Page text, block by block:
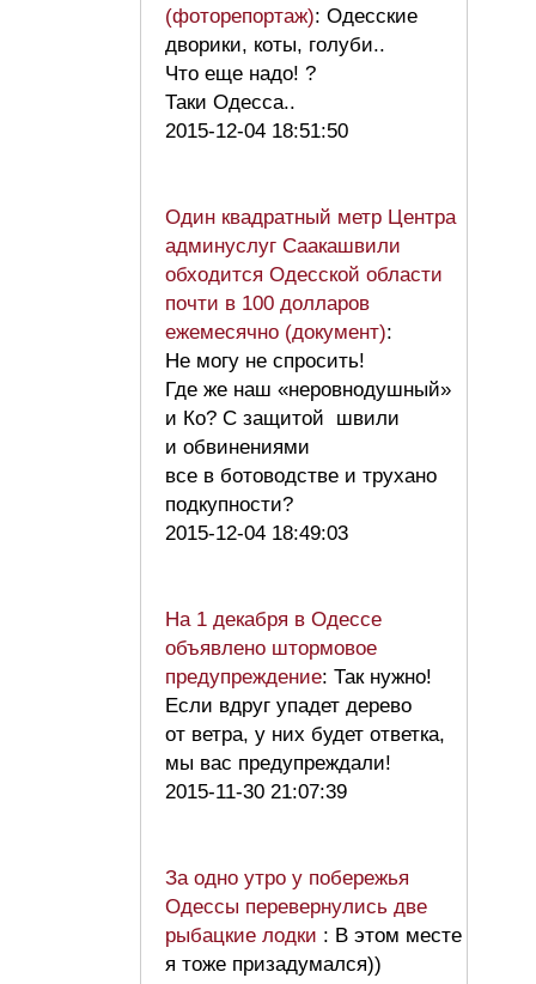
(фоторепортаж): Одесские
дворики, коты, голуби..
Что еще надо! ?
Таки Одесса..
2015-12-04 18:51:50
Один квадратный метр Центра
админуслуг Саакашвили
обходится Одесской области
почти в 100 долларов
ежемесячно (документ):
Не могу не спросить!
Где же наш «неровнодушный»
и Ко? С защитой швили
и обвинениями
все в ботоводстве и трухано
подкупности?
2015-12-04 18:49:03
На 1 декабря в Одессе
объявлено штормовое
предупреждение: Так нужно!
Если вдруг упадет дерево
от ветра, у них будет ответка,
мы вас предупреждали!
2015-11-30 21:07:39
За одно утро у побережья
Одессы перевернулись две
рыбацкие лодки : В этом месте
я тоже призадумался))